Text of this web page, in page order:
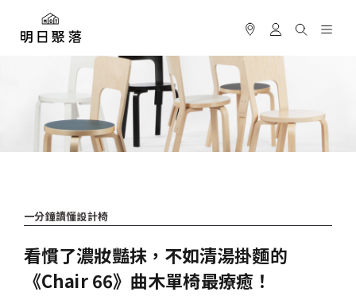
一分鐘讀懂設計椅
看慣了濃妝豔抹，不如清湯掛麵的
《Chair 66》曲木單椅最療癒！